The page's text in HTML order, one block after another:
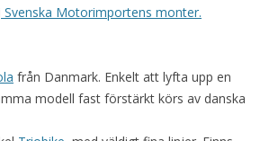
Svenska Motorimportens monter.
från Danmark. Enkelt att lyfta upp en
modell fast förstärkt körs av danska